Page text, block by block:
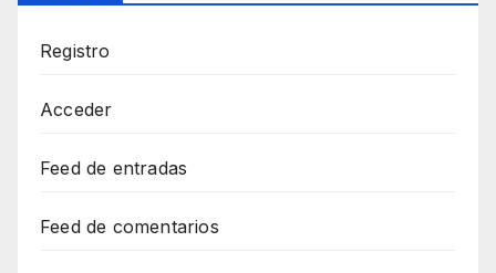
Registro
Acceder
Feed de entradas
Feed de comentarios